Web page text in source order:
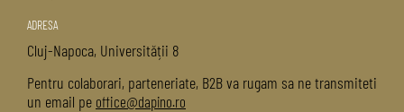
ADRESA
Cluj-Napoca, Universității 8
Pentru colaborari, parteneriate, B2B va rugam sa ne transmiteti
un email pe office@dapino.ro